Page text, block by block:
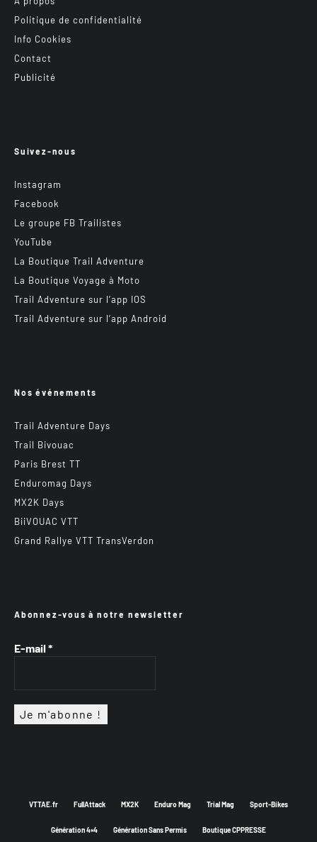
Politique de confidentialité
Info Cookies
Contact
Publicité
Suivez-nous
Instagram
Facebook
Le groupe FB Trailistes
YouTube
La Boutique Trail Adventure
La Boutique Voyage à Moto
Trail Adventure sur l’app IOS
Trail Adventure sur l’app Android
Nos événements
Trail Adventure Days
Trail Bivouac
Paris Brest TT
Enduromag Days
MX2K Days
BiiVOUAC VTT
Grand Rallye VTT TransVerdon
Abonnez-vous à notre newsletter
E-mail *
VTTAE.fr FullAttack MX2K Enduro Mag Trial Mag Sport-Bikes
Génération 4×4 Génération Sans Permis Boutique CPPRESSE